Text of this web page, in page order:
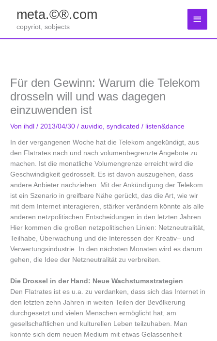
springen
meta.©®.com
copyriot, sobjects
Für den Gewinn: Warum die Telekom
drosseln will und was dagegen
einzuwenden ist
Von ihdl/ 2013/04/30/auvidio ,syndicated / listen&dance
In der vergangenen Woche hat die Telekom angekündigt, aus
den Flatrates nach und nach volumenbegrenzte Angebote zu
machen. Ist die monatliche Volumengrenze erreicht wird die
Geschwindigkeit gedrosselt. Es ist davon auszugehen, dass
andere Anbieter nachziehen. Mit der Ankündigung der Telekom
ist ein Szenario in greifbare Nähe gerückt, das die Art, wie wir
mit dem Internet interagieren, stärker verändern könnte als alle
anderen netzpolitischen Entscheidungen in den letzten Jahren.
Hier kommen die großen netzpolitischen Linien: Netzneutralität,
Teilhabe, Überwachung und die Interessen der Kreativ– und
Verwertungsindustrie. In den nächsten Monaten wird es darum
gehen, die Idee der Netzneutralität zu verbreiten.
Die Drossel in der Hand: Neue Wachstumsstrategien
Den Flatrates ist es u.a. zu verdanken, dass sich das Internet in
den letzten zehn Jahren in weiten Teilen der Bevölkerung
durchgesetzt und vielen Menschen ermöglicht hat, am
gesellschaftlichen und kulturellen Leben teilzuhaben. Man
konnte sich dem neuen Medium mit etwas Gelassenheit